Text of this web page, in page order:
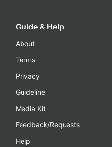
Guide & Help
About
Terms
Privacy
Guideline
Media Kit
Feedback/Requests
Help